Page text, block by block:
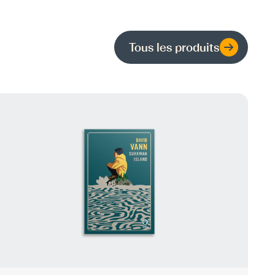
Tous les produits